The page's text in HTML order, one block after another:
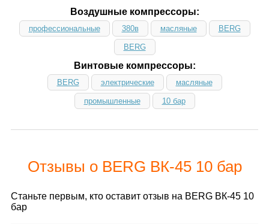
Воздушные компрессоры:
профессиональные 380в масляные BERG
BERG
Винтовые компрессоры:
BERG электрические масляные
промышленные 10 бар
Отзывы о BERG ВК-45 10 бар
Станьте первым, кто оставит отзыв на BERG ВК-45 10
бар